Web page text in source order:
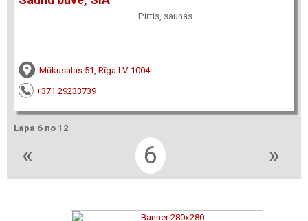
Pirtis, saunas
Mūkusalas 51, Rīga LV-1004
+371 29233739
Lapa 6 no 12
« 6 »